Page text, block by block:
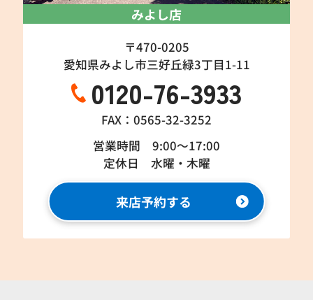
みよし店
〒470-0205
愛知県みよし市三好丘緑3丁目1-11
0120-76-3933
FAX：0565-32-3252
営業時間 9:00～17:00
定休日 水曜・木曜
来店予約する